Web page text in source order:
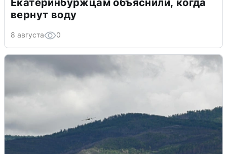
Екатеринбуржцам объяснили, когда
вернут воду
8 августа 0